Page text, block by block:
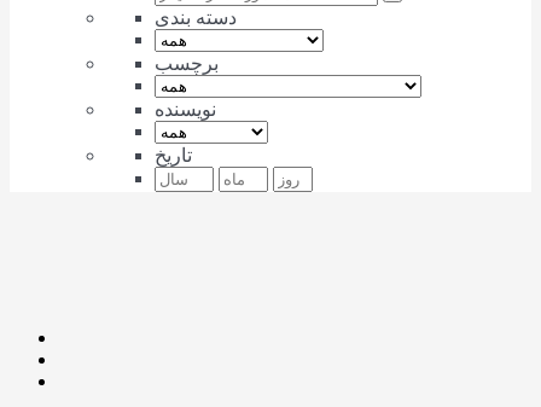
دسته بندی
برچسب
نویسنده
تاریخ